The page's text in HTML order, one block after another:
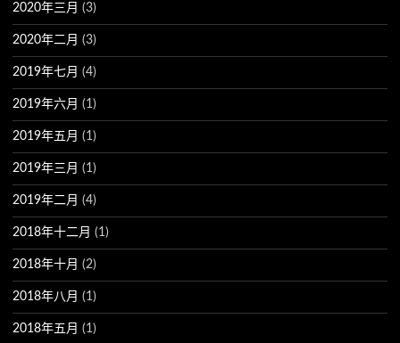
2020年三月 (3)
2020年二月 (3)
2019年七月 (4)
2019年六月 (1)
2019年五月 (1)
2019年三月 (1)
2019年二月 (4)
2018年十二月 (1)
2018年十月 (2)
2018年八月 (1)
2018年五月 (1)